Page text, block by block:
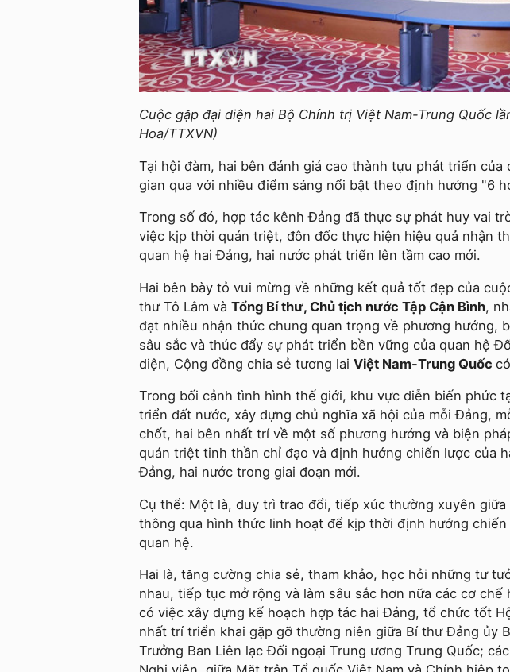
Cuộc gặp đại diện hai Bộ Chính trị Việt Nam-Trung Quốc
Hoa/TTXVN)
Tại hội đàm, hai bên đánh giá cao thành tựu phát triển
gian qua với nhiều điểm sáng nổi bật theo định hướng "6
Trong số đó, hợp tác kênh Đảng đã thực sự phát huy vai
việc kịp thời quán triệt, đôn đốc thực hiện hiệu quả nhận
quan hệ hai Đảng, hai nước phát triển lên tầm cao mới.
Hai bên bày tỏ vui mừng về những kết quả tốt đẹp của
thư Tô Lâm và Tổng Bí thư, Chủ tịch nước Tập Cận Bình,
đạt nhiều nhận thức chung quan trọng về phương hướng,
sâu sắc và thúc đẩy sự phát triển bền vững của quan hệ
diện, Cộng đồng chia sẻ tương lai Việt Nam-Trung Quốc
Trong bối cảnh tình hình thế giới, khu vực diễn biến phức
triển đất nước, xây dựng chủ nghĩa xã hội của mỗi Đảng,
chốt, hai bên nhất trí về một số phương hướng và biện
quán triệt tinh thần chỉ đạo và định hướng chiến lược của
Đảng, hai nước trong giai đoạn mới.
Cụ thể: Một là, duy trì trao đổi, tiếp xúc thường xuyên giữa
thông qua hình thức linh hoạt để kịp thời định hướng
quan hệ.
Hai là, tăng cường chia sẻ, tham khảo, học hỏi những tư
nhau, tiếp tục mở rộng và làm sâu sắc hơn nữa các cơ
có việc xây dựng kế hoạch hợp tác hai Đảng, tổ chức tốt
nhất trí triển khai gặp gỡ thường niên giữa Bí thư Đảng ủy
Trưởng Ban Liên lạc Đối ngoại Trung ương Trung Quốc;